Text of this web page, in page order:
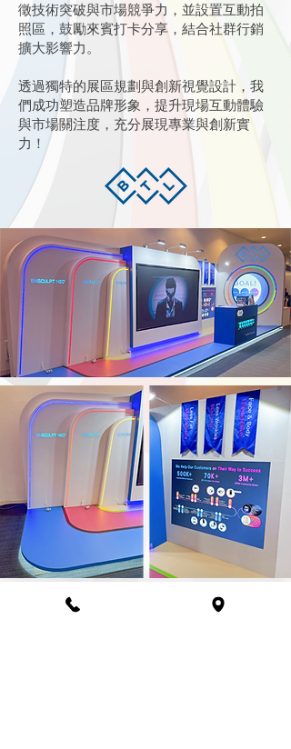
徵技術突破與市場競爭力，並設置互動拍
照區，鼓勵來賓打卡分享，結合社群行銷
擴大影響力。
透過獨特的展區規劃與創新視覺設計，我
們成功塑造品牌形象，提升現場互動體驗
與市場關注度，充分展現專業與創新實
力！